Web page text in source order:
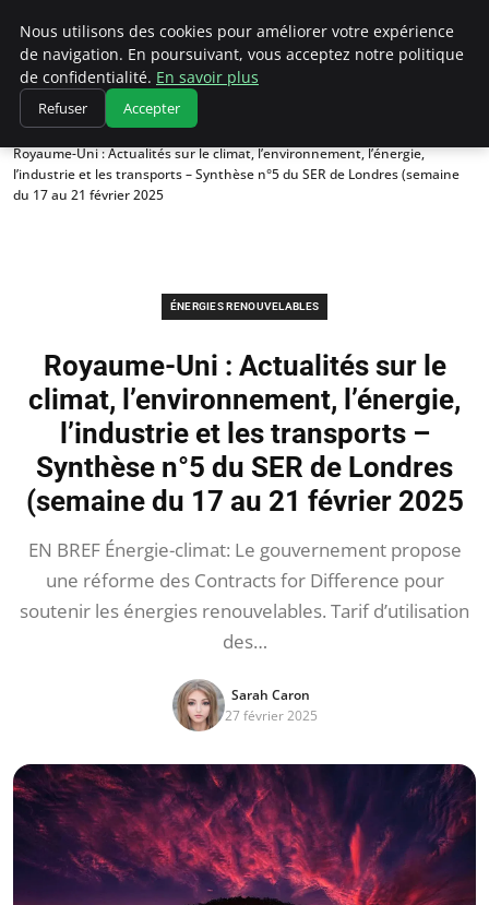
Climatedebtagents
Accueil
Énergies Renouvelables
Royaume-Uni : Actualités sur le climat, l’environnement, l’énergie,
l’industrie et les transports – Synthèse n°5 du SER de Londres (semaine
du 17 au 21 février 2025
ÉNERGIES RENOUVELABLES
Royaume-Uni : Actualités sur le
climat, l’environnement, l’énergie,
l’industrie et les transports –
Synthèse n°5 du SER de Londres
(semaine du 17 au 21 février 2025
EN BREF Énergie-climat: Le gouvernement propose
une réforme des Contracts for Difference pour
soutenir les énergies renouvelables. Tarif d’utilisation
des…
Sarah Caron
27 février 2025
Nous utilisons des cookies pour améliorer votre expérience
de navigation. En poursuivant, vous acceptez notre politique
de confidentialité. En savoir plus
Refuser Accepter